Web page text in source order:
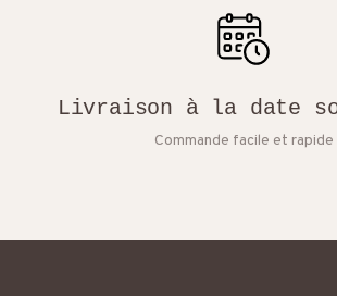
Livraison à la date
Commande facile et rapide